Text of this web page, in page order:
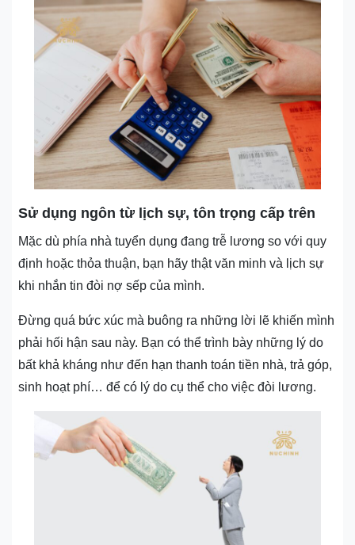
Sử dụng ngôn từ lịch sự, tôn trọng cấp trên
Mặc dù phía nhà tuyển dụng đang trễ lương so với quy
định hoặc thỏa thuận, bạn hãy thật văn minh và lịch sự
khi nhắn tin đòi nợ sếp của mình.
Đừng quá bức xúc mà buông ra những lời lẽ khiến mình
phải hối hận sau này. Bạn có thể trình bày những lý do
bất khả kháng như đến hạn thanh toán tiền nhà, trả góp,
sinh hoạt phí… để có lý do cụ thể cho việc đòi lương.